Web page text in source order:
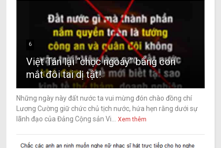
6
Việt Tân lại “chọc ngoáy” bằng con
mắt đôi tai dị tật!
Những ngày này đất nước ta vui mừng đón chào đồng chí
Lương Cường giữ chức chủ tịch nước, hứa hẹn rằng dưới sự
lãnh đạo của Đảng Cộng sản Vi... Xem thêm